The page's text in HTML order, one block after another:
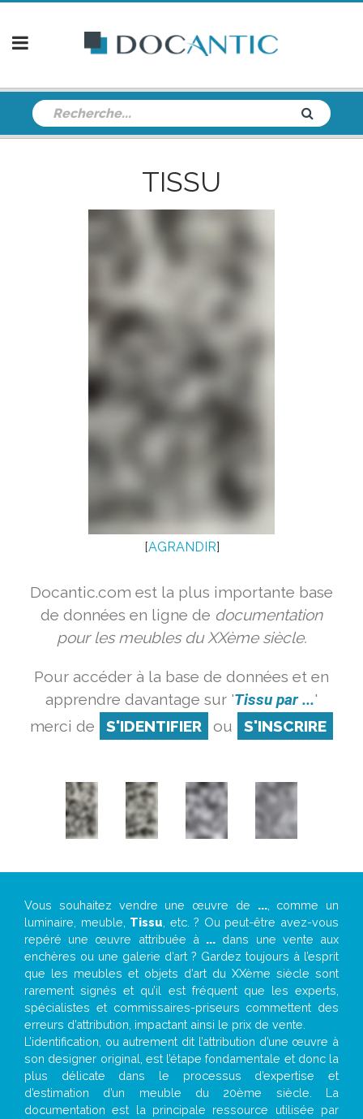
TISSU
[AGRANDIR]
Docantic.com est la plus importante base
de données en ligne de documentation
pour les meubles du XXème siècle.
Pour accéder à la base de données et en
apprendre davantage sur 'Tissu par ...'
merci de
S'IDENTIFIER ou S'INSCRIRE
Vous souhaitez vendre une œuvre de ..., comme un
luminaire, meuble, Tissu , etc. ? Ou peut-être avez-vous
repéré une œuvre attribuée à ... dans une vente aux
enchères ou une galerie d’art ? Gardez toujours à l’esprit
que les meubles et objets d’art du XXème siècle sont
rarement signés et qu’il est fréquent que les experts,
spécialistes et commissaires-priseurs commettent des
erreurs d’attribution, impactant ainsi le prix de vente.
L’identification, ou autrement dit l’attribution d’une œuvre à
son designer original, est l’étape fondamentale et donc la
plus délicate dans le processus d’expertise et
d’estimation d’un meuble du 20ème siècle. La
documentation est la principale ressource utilisée par